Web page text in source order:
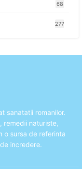
68
277
sanatatii romanilor.
remedii naturiste,
o sursa de referinta
incredere.